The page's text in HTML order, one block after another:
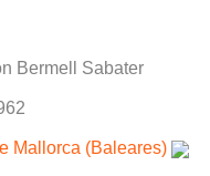
Bermell Sabater
Mallorca (Baleares)